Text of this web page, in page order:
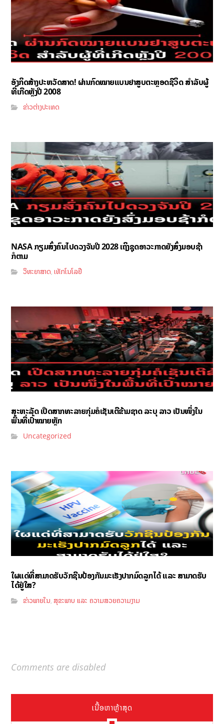
ອັງກິດສ້າງປະຫວັດສາດ! ຜ່ານກົດໝາຍແບນຢາສູບຕະຫຼອດຊີວິດ ສຳລັບຜູ້
ທີ່ເກີດຫຼັງປີ 2008
ຂ່າວຕ່າງປະເທດ
NASA ກຽມສົ່ງຄົນໄປດວງຈັນປີ 2028 ເຖິງຊຸດອາວະກາດຍັງສົ່ງມອບຊ້າ
ກໍຕາມ
ວິທະຍາສາດ,ເທັກໂນໂລຢີ
ສະຫະລັດ ເປີດສາກທະລາຍກຸ່ມຄໍເຊັນເຕີຂ້າມຊາດ ລະບຸ ລາວ ເປັນໜຶ່ງໃນ
ພື້ນທີ່ເປົ້າໝາຍຫຼັກ
Uncategorized
ໃຜແດ່ທີ່ສາມາດຮັບວັກຊີນປ້ອງກັນມະເຮັງປາກມົດລູກໄດ້ ແລະ ສາມາດຮັບ
ໄດ້ຢູ່ໃສ?
ຂ່າວພາຍໃນ,ສຸຂະພາບ ແລະ ຄວາມສວຍຄວາມງາມ
Comments are disabled
ເນື້ອຫາຫຼ້າສຸດ